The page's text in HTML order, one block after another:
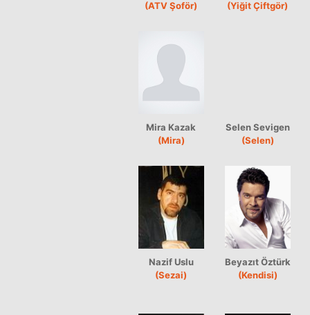
(ATV Şoför)
(Yiğit Çiftgör)
Mira Kazak
(Mira)
Selen Sevigen
(Selen)
Nazif Uslu
(Sezai)
Beyazıt Öztürk
(Kendisi)